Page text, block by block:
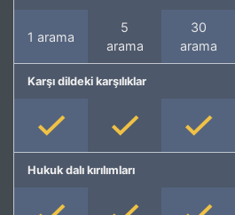
1 arama
5
arama
30
arama
Karşı dildeki karşılıklar
Hukuk dalı kırılımları